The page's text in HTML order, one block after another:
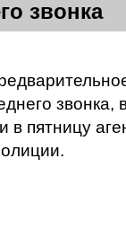
звонка
звонка,
пятницу